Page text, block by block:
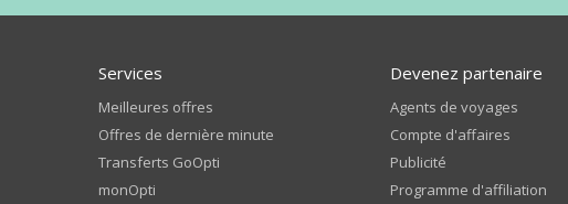
Services
Meilleures offres
Offres de dernière minute
Transferts GoOpti
monOpti
Devenez partenaire
Agents de voyages
Compte d'affaires
Publicité
Programme d'affiliation